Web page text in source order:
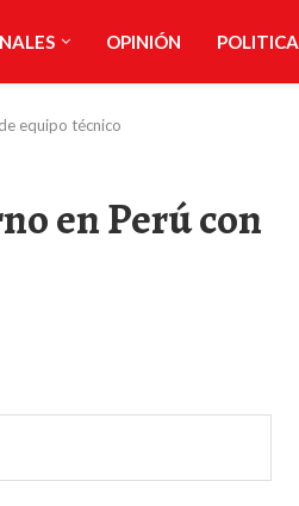
OPINIÓN POLITICA
equipo técnico
en Perú con